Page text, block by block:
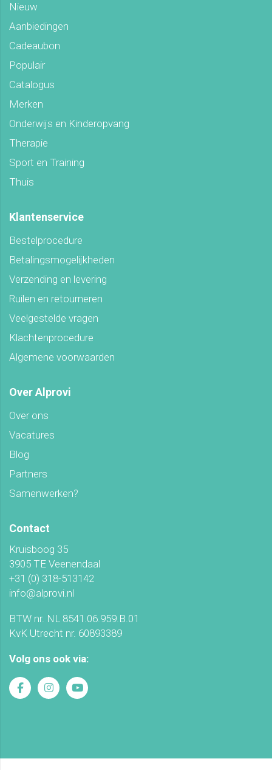
Nieuw
Aanbiedingen
Cadeaubon
Populair
Catalogus
Merken
Onderwijs en Kinderopvang
Therapie
Sport en Training
Thuis
Klantenservice
Bestelprocedure
Betalingsmogelijkheden
Verzending en levering
Ruilen en retourneren
Veelgestelde vragen
Klachtenprocedure
Algemene voorwaarden
Over Alprovi
Over ons
Vacatures
Blog
Partners
Samenwerken?
Contact
Kruisboog 35
3905 TE Veenendaal
+31 (0) 318-513142
info@alprovi.nl
BTW nr. NL 8541.06.959.B.01
KvK Utrecht nr. 60893389
Volg ons ook via: